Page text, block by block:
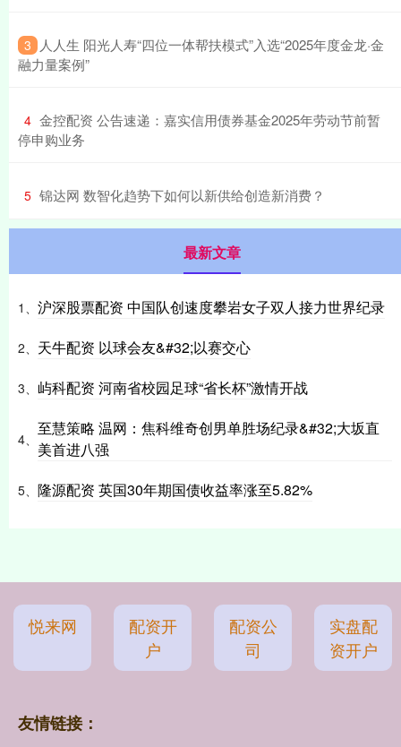
3 ​人人生 阳光人寿“四位一体帮扶模式”入选“2025年度金龙·金
融力量案例”
4 ​金控配资 公告速递：嘉实信用债券基金2025年劳动节前暂
停申购业务
5 ​锦达网 数智化趋势下如何以新供给创造新消费？
最新文章
1、 沪深股票配资 中国队创速度攀岩女子双人接力世界纪录
2、 天牛配资 以球会友&#32;以赛交心
3、 屿科配资 河南省校园足球“省长杯”激情开战
4、
至慧策略 温网：焦科维奇创男单胜场纪录&#32;大坂直
美首进八强
5、 隆源配资 英国30年期国债收益率涨至5.82%
悦来网
配资开
户
配资公
司
实盘配
资开户
友情链接：